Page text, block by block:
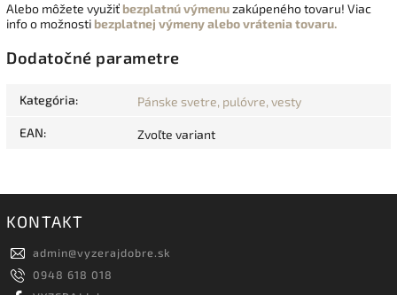
Alebo môžete využiť bezplatnú výmenuzakúpeného tovaru! Viac
info o možnosti bezplatnej výmeny alebo vrátenia tovaru.
Dodatočné parametre
Kategória: Pánske svetre, pulóvre, vesty
EAN: Zvoľte variant
KONTAKT
admin@vyzerajdobre.sk
0948 618 018